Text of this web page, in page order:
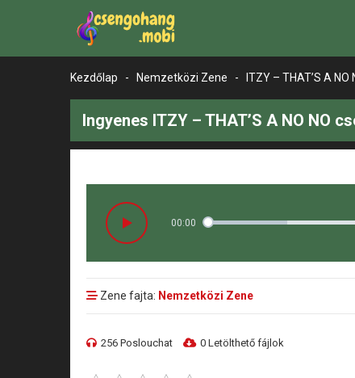
Kezdőlap - Nemzetközi Zene - ITZY – THAT’S A NO
Ingyenes ITZY – THAT’S A NO NO
00:00
Zene fajta: Nemzetközi Zene
256 Poslouchat 0 Letölthető fájlok